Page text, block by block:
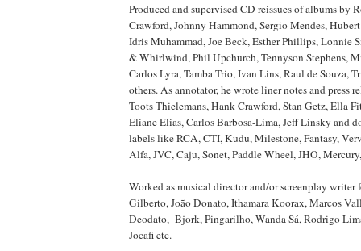
Produced and supervised CD reissues of albums by
Crawford, Johnny Hammond, Sergio Mendes,
Idris Muhammad, Joe Beck, Esther Phillips, Lonnie
& Whirlwind, Phil Upchurch, Tennyson Stephens,
Carlos Lyra, Tamba Trio, Ivan Lins, Raul de Souza,
others. As annotator, he wrote liner notes and press
Toots Thielemans, Hank Crawford, Stan Getz, Ella
Eliane Elias, Carlos Barbosa-Lima, Jeff Linsky and
labels like RCA, CTI, Kudu, Milestone, Fantasy,
Alfa, JVC, Caju, Sonet, Paddle Wheel, JHO,
Worked as musical director and/or screenplay writer
Gilberto, João Donato, Ithamara Koorax, Marcos
Deodato, Bjork, Pingarilho, Wanda Sá, Rodrigo
Jocafi etc.